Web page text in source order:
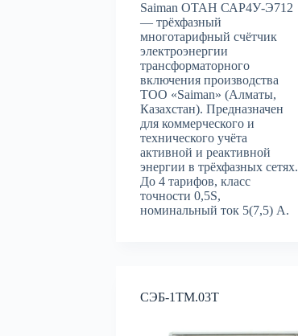
Saiman ОТАН САР4У-Э712
— трёхфазный
многотарифный счётчик
электроэнергии
трансформаторного
включения производства
ТОО «Saiman» (Алматы,
Казахстан). Предназначен
для коммерческого и
технического учёта
активной и реактивной
энергии в трёхфазных сетях.
До 4 тарифов, класс
точности 0,5S,
номинальный ток 5(7,5) А.
СЭБ-1ТМ.03Т